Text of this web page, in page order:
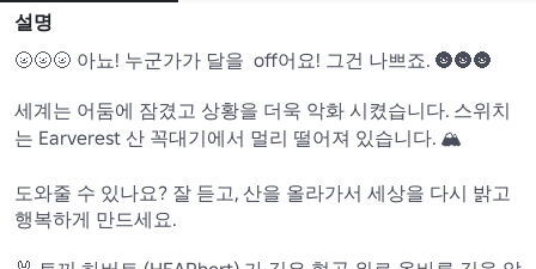
설명
🌝🌝🌝 아뇨! 누군가가 달을  off어요! 그건 나쁘죠. 🌚🌚🌚
세계는 어둠에 잠겼고 상황을 더욱 악화 시켰습니다. 스위치
는 Earverest 산 꼭대기에서 멀리 떨어져 있습니다. 🏔
도와줄 수 있나요? 잘 듣고, 산을 올라가서 세상을 다시 밝고
행복하게 만드세요.